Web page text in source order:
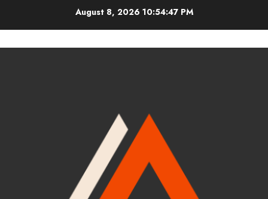
August 8, 2026 10:54:48 PM